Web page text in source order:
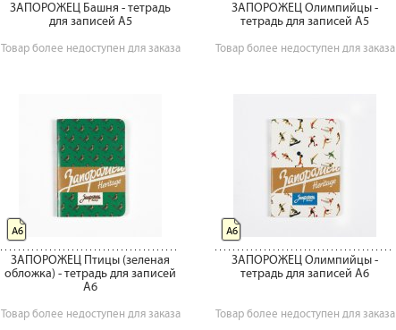
ЗАПОРОЖЕЦ Башня - тетрадь
для записей А5
Товар более недоступен для заказа
ЗАПОРОЖЕЦ Олимпийцы -
тетрадь для записей А5
Товар более недоступен для заказа
ЗАПОРОЖЕЦ Птицы (зеленая
обложка) - тетрадь для записей
А6
Товар более недоступен для заказа
А6
ЗАПОРОЖЕЦ Олимпийцы -
тетрадь для записей А6
Товар более недоступен для заказа
А6